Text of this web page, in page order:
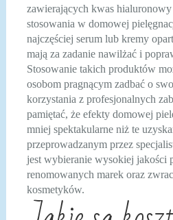
zawierających kwas
stosowania w domowej
najczęściej serum lub kremy
mają za zadanie nawilżać i
Stosowanie takich produktów
osobom pragnącym zadbać o
korzystania z profesjonalnych
pamiętać, że efekty domowej
mniej spektakularne niż te
przeprowadzanym przez
jest wybieranie wysokiej jakości
renomowanych marek oraz
kosmetyków.